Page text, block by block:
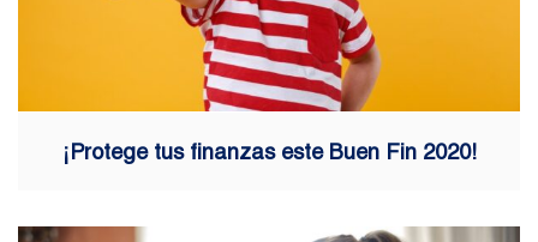
¡Protege tus finanzas este Buen Fin 2020!